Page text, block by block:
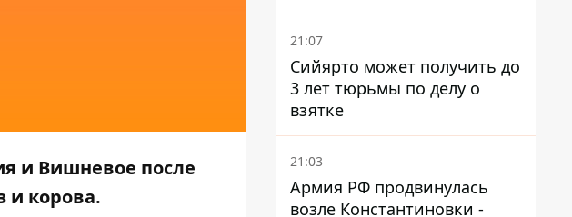
и Вишневое после
и корова.
погибших, шесть
пострадавших
21:07
Сийярто может получить до
3 лет тюрьмы по делу о
взятке
21:03
Армия РФ продвинулась
возле Константиновки -